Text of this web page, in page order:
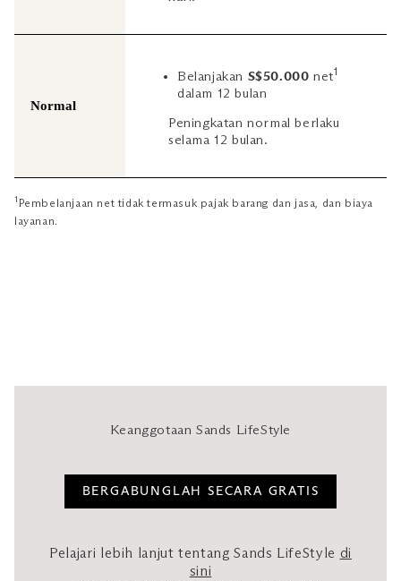
Normal
Belanjakan S$50.000 net1
dalam 12 bulan
Peningkatan normal berlaku
selama 12 bulan.
1 Pembelanjaan net tidak termasuk pajak barang dan jasa, dan biaya
layanan.
Keanggotaan Sands LifeStyle
BERGABUNGLAH SECARA GRATIS
Pelajari lebih lanjut tentang Sands LifeStyle di
sini